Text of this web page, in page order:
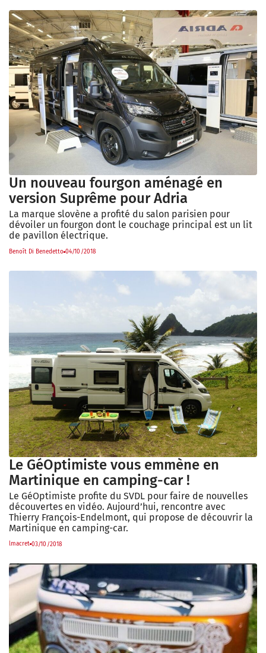
Un nouveau fourgon aménagé en
version Suprême pour Adria
La marque slovène a profité du salon parisien pour
dévoiler un fourgon dont le couchage principal est un lit
de pavillon électrique.
Benoît Di Benedetto 04/10/2018
Le GéOptimiste vous emmène en
Martinique en camping-car !
Le GéOptimiste profite du SVDL pour faire de nouvelles
découvertes en vidéo. Aujourd’hui, rencontre avec
Thierry François-Endelmont, qui propose de découvrir la
Martinique en camping-car.
lmacret 03/10/2018